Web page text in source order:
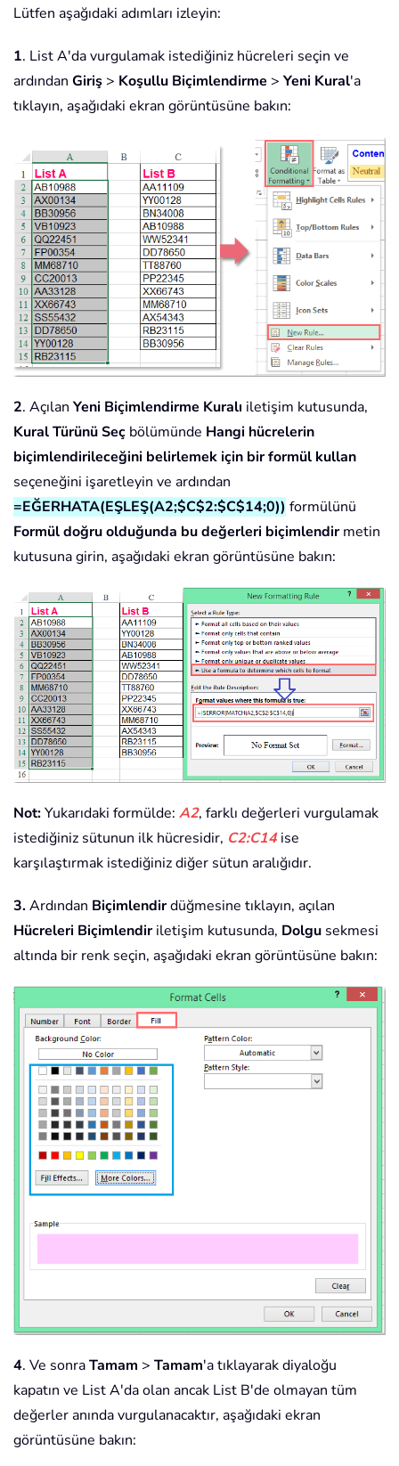
Lütfen aşağıdaki adımları izleyin:
1. List A'da vurgulamak istediğiniz hücreleri seçin ve
ardından Giriş > Koşullu Biçimlendirme > Yeni Kural'a
tıklayın, aşağıdaki ekran görüntüsüne bakın:
2. Açılan Yeni Biçimlendirme Kuralı iletişim kutusunda,
Kural Türünü Seç bölümünde Hangi hücrelerin
biçimlendirileceğini belirlemek için bir formül kullan
seçeneğini işaretleyin ve ardından
=EĞERHATA(EŞLEŞ(A2;$C$2:$C$14;0)) formülünü
Formül doğru olduğunda bu değerleri biçimlendirmetin
kutusuna girin, aşağıdaki ekran görüntüsüne bakın:
Not:Yukarıdaki formülde: A2, farklı değerleri vurgulamak
istediğiniz sütunun ilk hücresidir, C2:C14ise
karşılaştırmak istediğiniz diğer sütun aralığıdır.
3.Ardından Biçimlendirdüğmesine tıklayın, açılan
Hücreleri Biçimlendiriletişim kutusunda, Dolgu sekmesi
altında bir renk seçin, aşağıdaki ekran görüntüsüne bakın:
4. Ve sonraTamam > Tamam'a tıklayarak diyaloğu
kapatın ve List A'da olan ancak List B'de olmayan tüm
değerler anında vurgulanacaktır, aşağıdaki ekran
görüntüsüne bakın: